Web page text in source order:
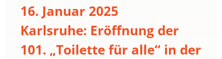
16. Januar 2025
Karlsruhe: Eröffnung der
101. „Toilette für alle“ in der